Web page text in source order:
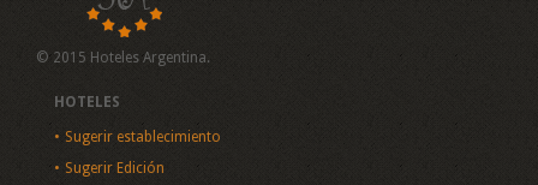
© 2015 Hoteles Argentina.
HOTELES
Sugerir establecimiento
Sugerir Edición